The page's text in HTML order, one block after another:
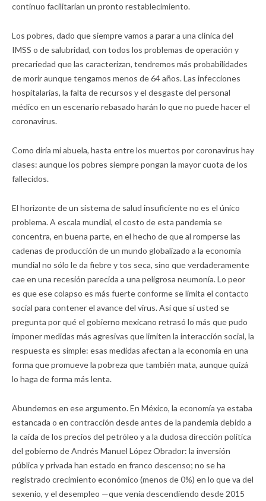
continuo facilitarían un pronto restablecimiento.
Los pobres, dado que siempre vamos a parar a una clínica del
IMSS o de salubridad, con todos los problemas de operación y
precariedad que las caracterizan, tendremos más probabilidades
de morir aunque tengamos menos de 64 años. Las infecciones
hospitalarias, la falta de recursos y el desgaste del personal
médico en un escenario rebasado harán lo que no puede hacer el
coronavirus.
Como diría mi abuela, hasta entre los muertos por coronavirus hay
clases: aunque los pobres siempre pongan la mayor cuota de los
fallecidos.
El horizonte de un sistema de salud insuficiente no es el único
problema. A escala mundial, el costo de esta pandemia se
concentra, en buena parte, en el hecho de que al romperse las
cadenas de producción de un mundo globalizado a la economía
mundial no sólo le da fiebre y tos seca, sino que verdaderamente
cae en una recesión parecida a una peligrosa neumonía. Lo peor
es que ese colapso es más fuerte conforme se limita el contacto
social para contener el avance del virus. Así que si usted se
pregunta por qué el gobierno mexicano retrasó lo más que pudo
imponer medidas más agresivas que limiten la interacción social, la
respuesta es simple: esas medidas afectan a la economía en una
forma que promueve la pobreza que también mata, aunque quizá
lo haga de forma más lenta.
Abundemos en ese argumento. En México, la economía ya estaba
estancada o en contracción desde antes de la pandemia debido a
la caída de los precios del petróleo y a la dudosa dirección política
del gobierno de Andrés Manuel López Obrador: la inversión
pública y privada han estado en franco descenso; no se ha
registrado crecimiento económico (menos de 0%) en lo que va del
sexenio, y el desempleo —que venía descendiendo desde 2015